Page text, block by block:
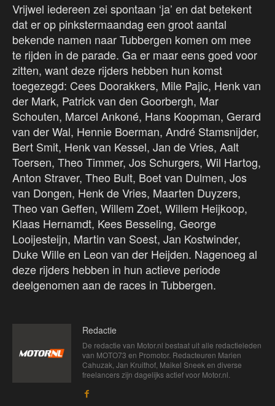
Vrijwel iedereen zei spontaan ‘ja’ en dat betekent
dat er op pinkstermaandag een groot aantal
bekende namen naar Tubbergen komen om mee
te rijden in de parade. Ga er maar eens goed voor
zitten, want deze rijders hebben hun komst
toegezegd: Cees Doorakkers, Mile Pajic, Henk van
der Mark, Patrick van den Goorbergh, Mar
Schouten, Marcel Ankoné, Hans Koopman, Gerard
van der Wal, Hennie Boerman, André Stamsnijder,
Bert Smit, Henk van Kessel, Jan de Vries, Aalt
Toersen, Theo Timmer, Jos Schurgers, Wil Hartog,
Anton Straver, Theo Bult, Boet van Dulmen, Jos
van Dongen, Henk de Vries, Maarten Duyzers,
Theo van Geffen, Willem Zoet, Willem Heijkoop,
Klaas Hernamdt, Kees Besseling, George
Looijesteijn, Martin van Soest, Jan Kostwinder,
Duke Wille en Leon van der Heijden. Nagenoeg al
deze rijders hebben in hun actieve periode
deelgenomen aan de races in Tubbergen.
Redactie
De redactie van Motor.nl bestaat uit alle redactieleden
van MOTO73 en Promotor. Redacteuren Marien
Cahuzak, Jan Kruithof, Maikel Sneek en diverse
freelancers zijn dagelijks actief voor Motor.nl.